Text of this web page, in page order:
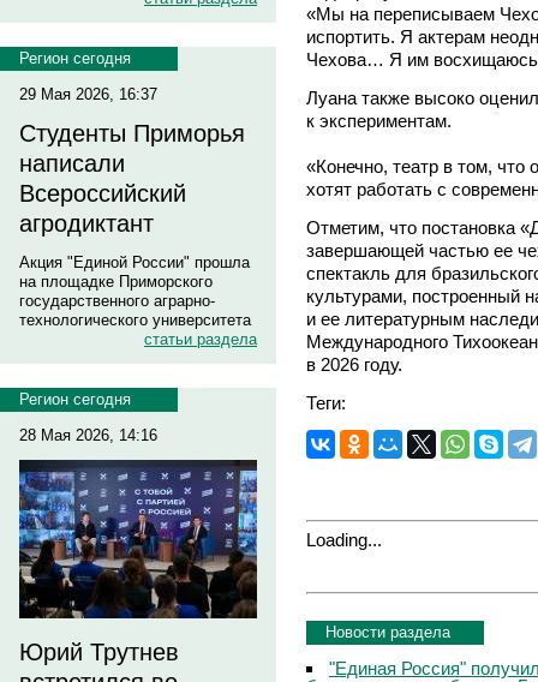
Регион сегодня
29 Мая 2026, 16:37
Студенты Приморья
написали
Всероссийский
агродиктант
Акция "Единой России" прошла
на площадке Приморского
государственного аграрно-
технологического университета
статьи раздела
Регион сегодня
28 Мая 2026, 14:16
Юрий Трутнев
«Мы на переписываем
испортить. Я актерам
Чехова… Я им
Луана также высоко
к экспериментам.
«Конечно, театр в том, что
хотят работать с
Отметим, что постановка
завершающей частью ее
спектакль для
культурами, построенный
и ее литературным
Международного
в 2026 году.
Теги:
Loading...
Новости раздела
"Единая Россия"